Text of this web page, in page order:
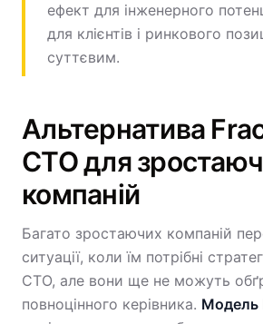
ефект для інженерного
для клієнтів і ринкового
суттєвим.
Альтернатива
CTO для
компаній
Багато зростаючих компаній
ситуації, коли їм потрібні
CTO, але вони ще не можуть
повноцінного керівника. Модель